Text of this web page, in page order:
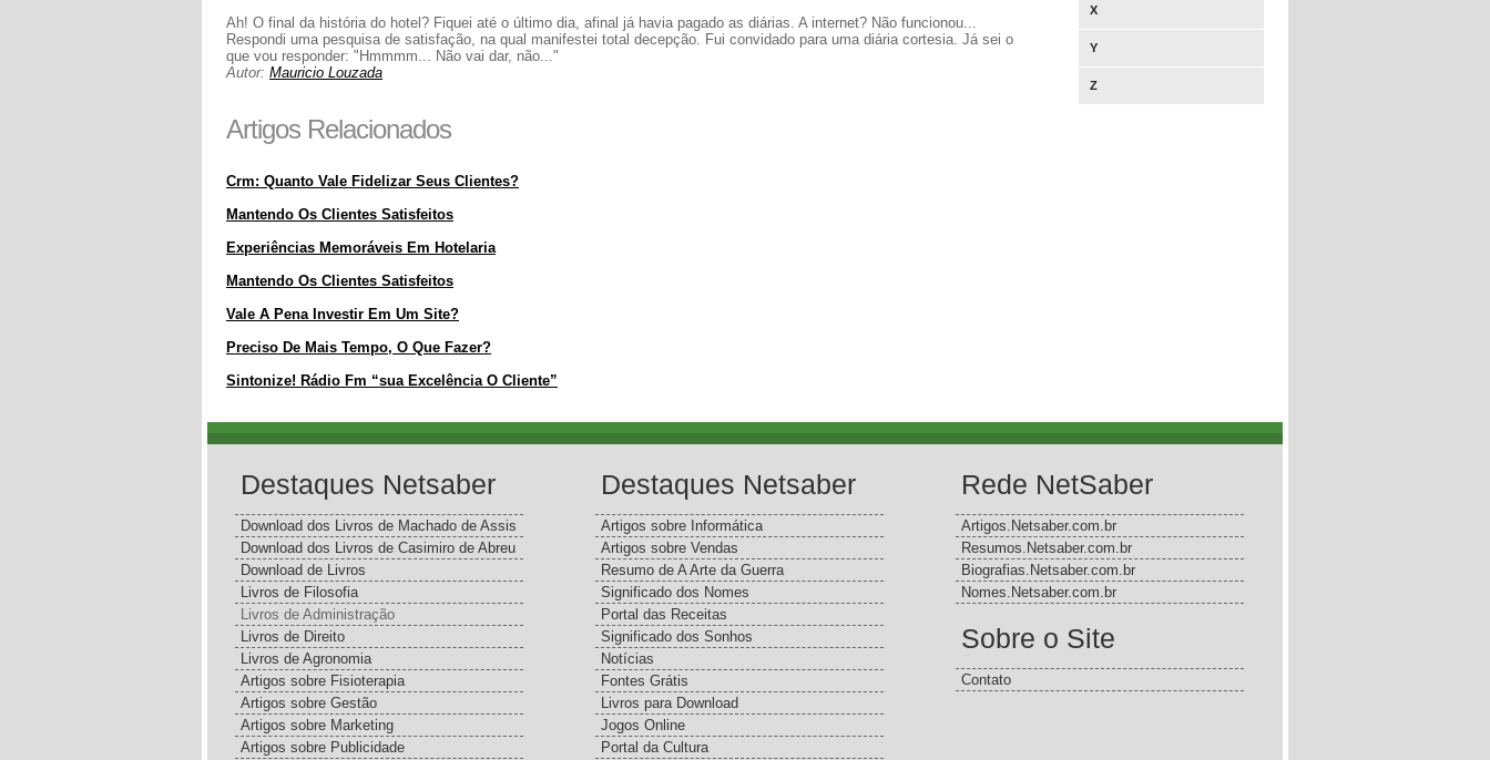
Ah! O final da história do hotel? Fiquei até o último dia, afinal já havia pagado as diárias. A internet? Não funcionou...
Respondi uma pesquisa de satisfação, na qual manifestei total decepção. Fui convidado para uma diária cortesia. Já sei o
que vou responder: "Hmmmm... Não vai dar, não..."
Autor: Mauricio Louzada
Artigos Relacionados
Crm: Quanto Vale Fidelizar Seus Clientes?
Mantendo Os Clientes Satisfeitos
Experiências Memoráveis Em Hotelaria
Mantendo Os Clientes Satisfeitos
Vale A Pena Investir Em Um Site?
Preciso De Mais Tempo, O Que Fazer?
Sintonize! Rádio Fm “sua Excelência O Cliente”
X
Y
Z
Destaques Netsaber
Download dos Livros de Machado de Assis
Download dos Livros de Casimiro de Abreu
Download de Livros
Livros de Filosofia
Livros de Administração
Livros de Direito
Livros de Agronomia
Artigos sobre Fisioterapia
Artigos sobre Gestão
Artigos sobre Marketing
Artigos sobre Publicidade
Destaques Netsaber
Artigos sobre Informática
Artigos sobre Vendas
Resumo de A Arte da Guerra
Significado dos Nomes
Portal das Receitas
Significado dos Sonhos
Notícias
Fontes Grátis
Livros para Download
Jogos Online
Portal da Cultura
Rede NetSaber
Artigos.Netsaber.com.br
Resumos.Netsaber.com.br
Biografias.Netsaber.com.br
Nomes.Netsaber.com.br
Sobre o Site
Contato